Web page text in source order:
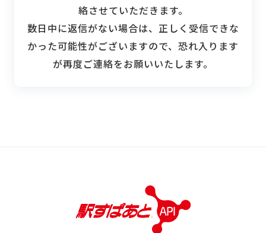
絡させていただきます。
数日中に返信がない場合は、正しく受信できな
かった可能性がございますので、恐れ入ります
が再度ご連絡をお願いいたします。